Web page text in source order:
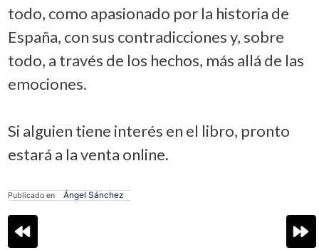
todo, como apasionado por la historia de
España, con sus contradicciones y, sobre
todo, a través de los hechos, más allá de las
emociones.
Si alguien tiene interés en el libro, pronto
estará a la venta online.
Publicado en Ángel Sánchez
Navegación
de